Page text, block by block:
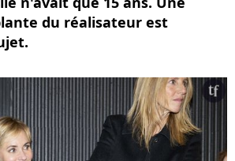
du réalisateur est